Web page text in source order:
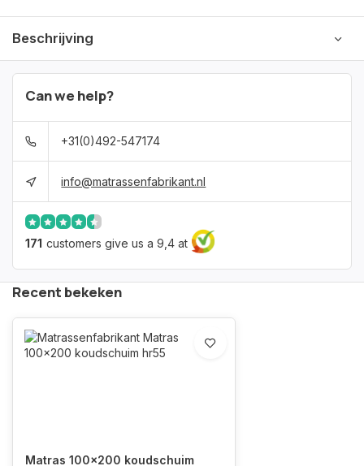
Beschrijving
Can we help?
+31(0)492-547174
info@matrassenfabrikant.nl
171 customers give us a 9,4 at
Recent bekeken
Matras 100x200 koudschuim